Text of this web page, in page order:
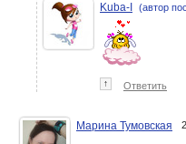
Kuba-I (автор
↑ Ответить
Марина Тумовская